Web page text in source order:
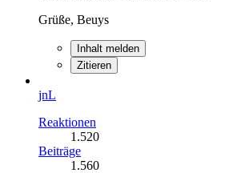
Grüße, Beuys
Inhalt melden
Zitieren
jnL
Reaktionen
1.520
Beiträge
1.560